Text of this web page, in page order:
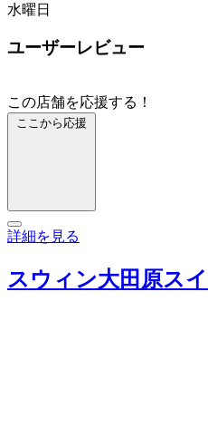
水曜日
ユーザーレビュー
この店舗を応援する！
ここから応援
詳細を見る
スウィン大田原ス